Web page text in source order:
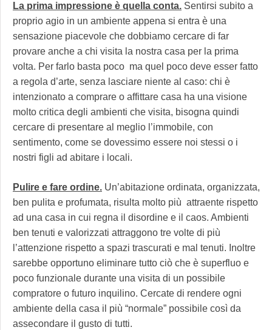
La prima impressione è quella conta. Sentirsi subito a
proprio agio in un ambiente appena si entra è una
sensazione piacevole che dobbiamo cercare di far
provare anche a chi visita la nostra casa per la prima
volta. Per farlo basta poco ma quel poco deve esser fatto
a regola d’arte, senza lasciare niente al caso: chi è
intenzionato a comprare o affittare casa ha una visione
molto critica degli ambienti che visita, bisogna quindi
cercare di presentare al meglio l’immobile, con
sentimento, come se dovessimo essere noi stessi o i
nostri figli ad abitare i locali.
Pulire e fare ordine. Un’abitazione ordinata, organizzata,
ben pulita e profumata, risulta molto più attraente rispetto
ad una casa in cui regna il disordine e il caos. Ambienti
ben tenuti e valorizzati attraggono tre volte di più
l’attenzione rispetto a spazi trascurati e mal tenuti. Inoltre
sarebbe opportuno eliminare tutto ciò che è superfluo e
poco funzionale durante una visita di un possibile
compratore o futuro inquilino. Cercate di rendere ogni
ambiente della casa il più “normale” possibile così da
assecondare il gusto di tutti.